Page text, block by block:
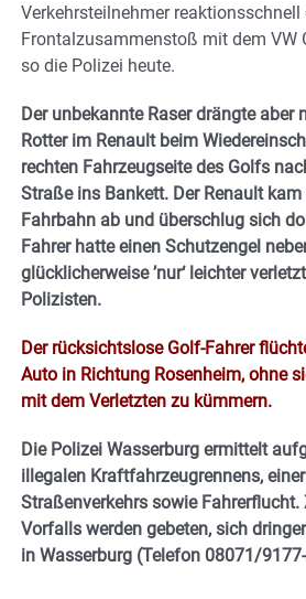
Verkehrsteilnehmer reaktionsschnell
Frontalzusammenstoß mit dem VW
so die Polizei heute.
Der unbekannte Raser drängte aber
Rotter im Renault beim
rechten Fahrzeugseite des Golfs
Straße ins Bankett. Der Renault kam
Fahrbahn ab und überschlug sich
Fahrer hatte einen Schutzengel
glücklicherweise ’nur‘ leichter
Polizisten.
Der rücksichtslose Golf-Fahrer
Auto in Richtung Rosenheim, ohne
mit dem Verletzten zu kümmern.
Die Polizei Wasserburg ermittelt
illegalen Kraftfahrzeugrennens,
Straßenverkehrs sowie Fahrerflucht.
Vorfalls werden gebeten, sich
in Wasserburg (Telefon 08071/